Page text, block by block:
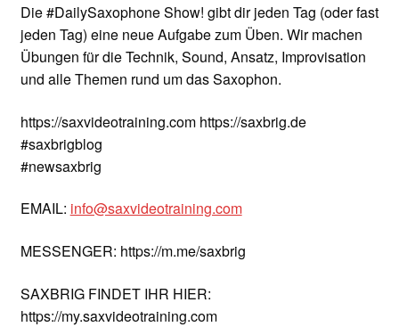
Die #DailySaxophone Show! gibt dir jeden Tag (oder fast
jeden Tag) eine neue Aufgabe zum Üben. Wir machen
Übungen für die Technik, Sound, Ansatz, Improvisation
und alle Themen rund um das Saxophon.
https://saxvideotraining.com https://saxbrig.de
#saxbrigblog
#newsaxbrig
EMAIL: info@saxvideotraining.com
MESSENGER: https://m.me/saxbrig
SAXBRIG FINDET IHR HIER:
https://my.saxvideotraining.com